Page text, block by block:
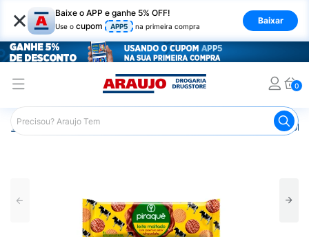
× Baixe o APP e ganhe 5% OFF!
Use o cupom APP5 na primeira compra
Baixar
0
Araujo Mercado Biscoito e